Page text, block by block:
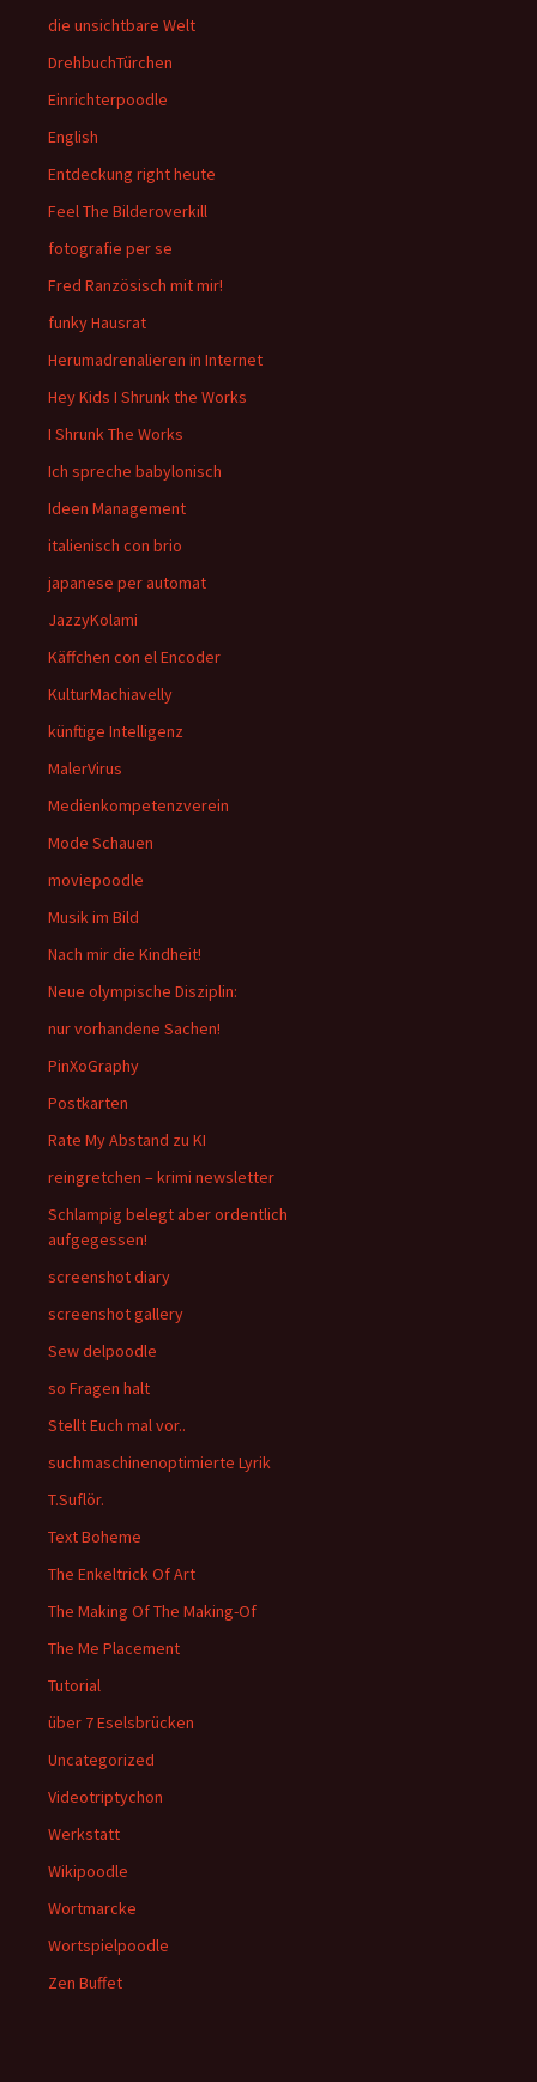
die unsichtbare Welt
DrehbuchTürchen
Einrichterpoodle
English
Entdeckung right heute
Feel The Bilderoverkill
fotografie per se
Fred Ranzösisch mit mir!
funky Hausrat
Herumadrenalieren in Internet
Hey Kids I Shrunk the Works
I Shrunk The Works
Ich spreche babylonisch
Ideen Management
italienisch con brio
japanese per automat
JazzyKolami
Käffchen con el Encoder
KulturMachiavelly
künftige Intelligenz
MalerVirus
Medienkompetenzverein
Mode Schauen
moviepoodle
Musik im Bild
Nach mir die Kindheit!
Neue olympische Disziplin:
nur vorhandene Sachen!
PinXoGraphy
Postkarten
Rate My Abstand zu KI
reingretchen – krimi newsletter
Schlampig belegt aber ordentlich
aufgegessen!
screenshot diary
screenshot gallery
Sew delpoodle
so Fragen halt
Stellt Euch mal vor..
suchmaschinenoptimierte Lyrik
T.Suflör.
Text Boheme
The Enkeltrick Of Art
The Making Of The Making-Of
The Me Placement
Tutorial
über 7 Eselsbrücken
Uncategorized
Videotriptychon
Werkstatt
Wikipoodle
Wortmarcke
Wortspielpoodle
Zen Buffet